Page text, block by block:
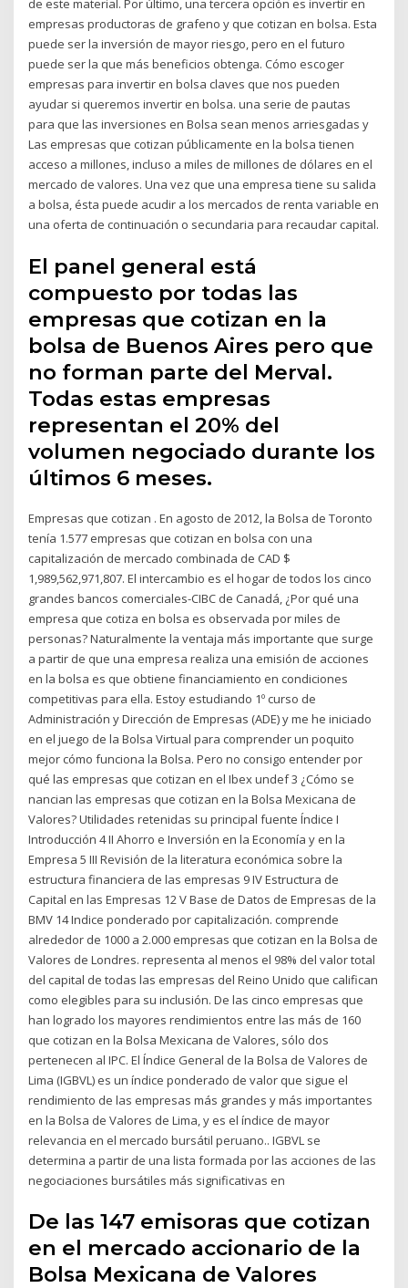
de este material. Por último, una tercera opción es invertir en
empresas productoras de grafeno y que cotizan en bolsa. Esta
puede ser la inversión de mayor riesgo, pero en el futuro
puede ser la que más beneficios obtenga. Cómo escoger
empresas para invertir en bolsa claves que nos pueden
ayudar si queremos invertir en bolsa. una serie de pautas
para que las inversiones en Bolsa sean menos arriesgadas y
Las empresas que cotizan públicamente en la bolsa tienen
acceso a millones, incluso a miles de millones de dólares en el
mercado de valores. Una vez que una empresa tiene su salida
a bolsa, ésta puede acudir a los mercados de renta variable en
una oferta de continuación o secundaria para recaudar capital.
El panel general está
compuesto por todas las
empresas que cotizan en la
bolsa de Buenos Aires pero que
no forman parte del Merval.
Todas estas empresas
representan el 20% del
volumen negociado durante los
últimos 6 meses.
Empresas que cotizan . En agosto de 2012, la Bolsa de Toronto
tenía 1.577 empresas que cotizan en bolsa con una
capitalización de mercado combinada de CAD $
1,989,562,971,807. El intercambio es el hogar de todos los cinco
grandes bancos comerciales-CIBC de Canadá, ¿Por qué una
empresa que cotiza en bolsa es observada por miles de
personas? Naturalmente la ventaja más importante que surge
a partir de que una empresa realiza una emisión de acciones
en la bolsa es que obtiene financiamiento en condiciones
competitivas para ella. Estoy estudiando 1º curso de
Administración y Dirección de Empresas (ADE) y me he iniciado
en el juego de la Bolsa Virtual para comprender un poquito
mejor cómo funciona la Bolsa. Pero no consigo entender por
qué las empresas que cotizan en el Ibex undef 3 ¿Cómo se
nancian las empresas que cotizan en la Bolsa Mexicana de
Valores? Utilidades retenidas su principal fuente Índice I
Introducción 4 II Ahorro e Inversión en la Economía y en la
Empresa 5 III Revisión de la literatura económica sobre la
estructura financiera de las empresas 9 IV Estructura de
Capital en las Empresas 12 V Base de Datos de Empresas de la
BMV 14 Indice ponderado por capitalización. comprende
alrededor de 1000 a 2.000 empresas que cotizan en la Bolsa de
Valores de Londres. representa al menos el 98% del valor total
del capital de todas las empresas del Reino Unido que califican
como elegibles para su inclusión. De las cinco empresas que
han logrado los mayores rendimientos entre las más de 160
que cotizan en la Bolsa Mexicana de Valores, sólo dos
pertenecen al IPC. El Índice General de la Bolsa de Valores de
Lima (IGBVL) es un índice ponderado de valor que sigue el
rendimiento de las empresas más grandes y más importantes
en la Bolsa de Valores de Lima, y es el índice de mayor
relevancia en el mercado bursátil peruano.. IGBVL se
determina a partir de una lista formada por las acciones de las
negociaciones bursátiles más significativas en
De las 147 emisoras que cotizan
en el mercado accionario de la
Bolsa Mexicana de Valores